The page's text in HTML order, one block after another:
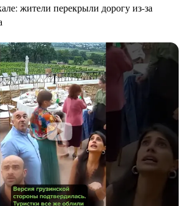
жители перекрыли дорогу из-за